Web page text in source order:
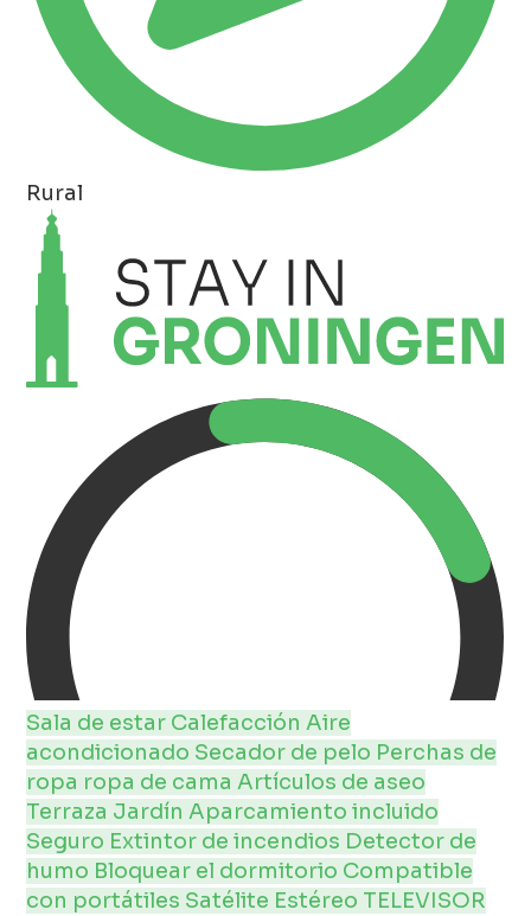
Rural
Sala de estar CalefacciónAire
acondicionado Secador de pelo Perchas de
ropa ropa de camaArtículos de aseo
Terraza JardínAparcamiento incluido
Seguro Extintor de incendios Detector de
humo Bloquear el dormitorio Compatible
con portátiles Satélite Estéreo TELEVISOR